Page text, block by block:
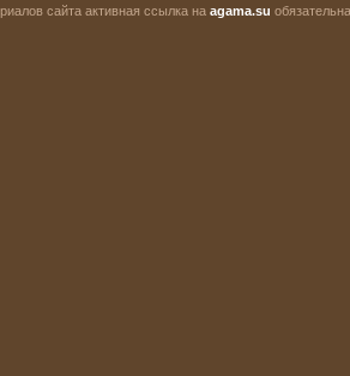
сайта активная ссылка на agama.su